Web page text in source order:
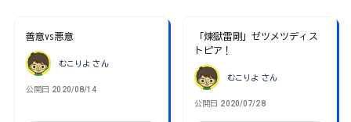
善意vs悪意
むこりよ さん
公開日 2020/08/14
「煉獄雷剛」ゼツメツディス
トピア！
むこりよ さん
公開日 2020/07/28